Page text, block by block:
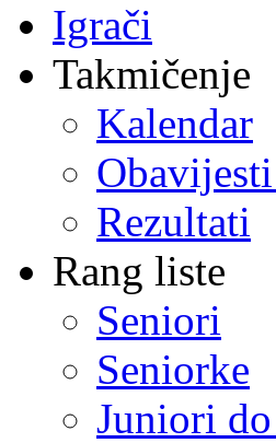
Igrači
Takmičenje
Kalendar
Rezultati
Rang liste
Seniori
Seniorke
Juniori